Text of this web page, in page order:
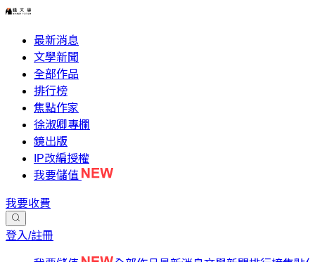
最新消息
文學新聞
全部作品
排行榜
焦點作家
徐淑卿專欄
鏡出版
IP改編授權
我要儲值
我要收費
登入/註冊